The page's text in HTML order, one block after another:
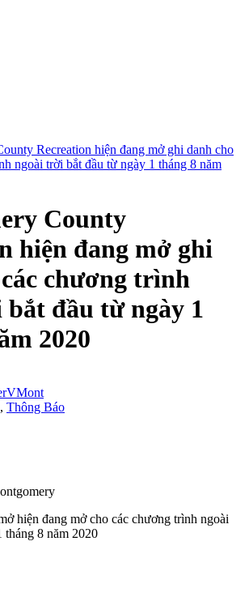
Recreation hiện đang mở ghi danh cho
ngoài trời bắt đầu từ ngày 1 tháng 8 năm
County
hiện đang mở ghi
chương trình
đầu từ ngày 1
2020
, Thông Báo
hiện đang mở cho các chương trình ngoài
tháng 8 năm 2020